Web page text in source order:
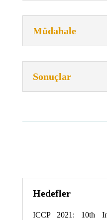
Müdahale
Sonuçlar
Hedefler
ICCP 2021: 10th